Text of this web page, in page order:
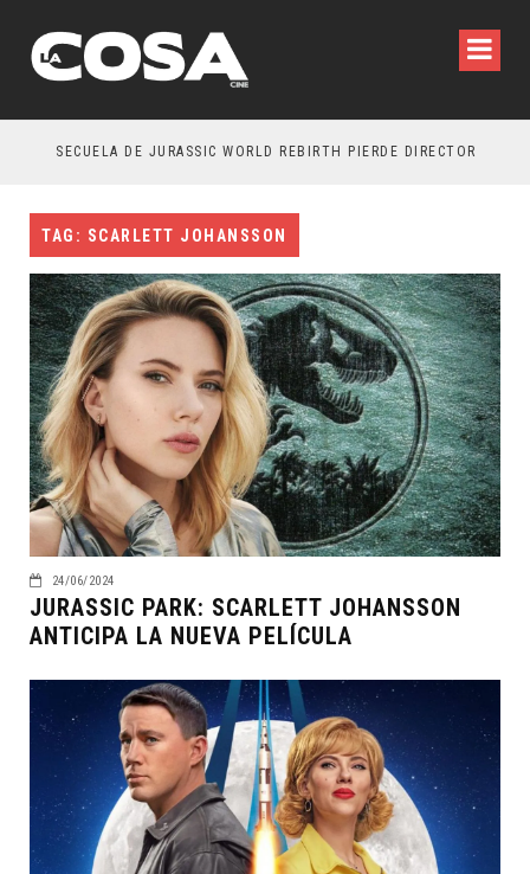
SECUELA DE JURASSIC WORLD REBIRTH PIERDE DIRECTOR
TAG: SCARLETT JOHANSSON
24/06/2024
JURASSIC PARK: SCARLETT JOHANSSON
ANTICIPA LA NUEVA PELÍCULA